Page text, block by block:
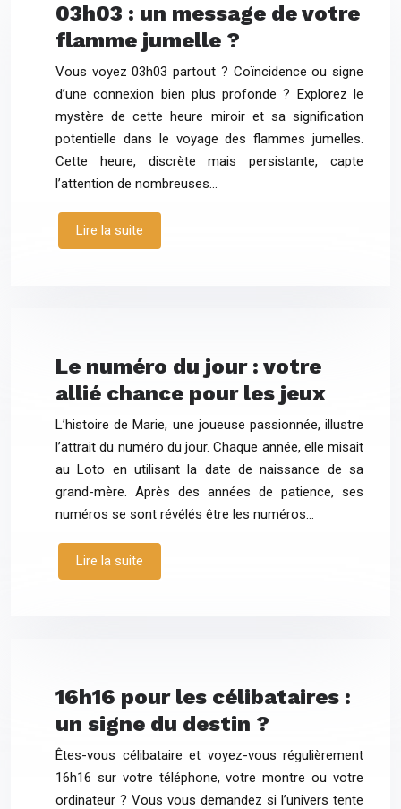
03h03 : un message de votre
flamme jumelle ?
Vous voyez 03h03 partout ? Coïncidence ou signe
d’une connexion bien plus profonde ? Explorez le
mystère de cette heure miroir et sa signification
potentielle dans le voyage des flammes jumelles.
Cette heure, discrète mais persistante, capte
l’attention de nombreuses…
Lire la suite
Le numéro du jour : votre
allié chance pour les jeux
L’histoire de Marie, une joueuse passionnée, illustre
l’attrait du numéro du jour. Chaque année, elle misait
au Loto en utilisant la date de naissance de sa
grand-mère. Après des années de patience, ses
numéros se sont révélés être les numéros…
Lire la suite
16h16 pour les célibataires :
un signe du destin ?
Êtes-vous célibataire et voyez-vous régulièrement
16h16 sur votre téléphone, votre montre ou votre
ordinateur ? Vous vous demandez si l’univers tente